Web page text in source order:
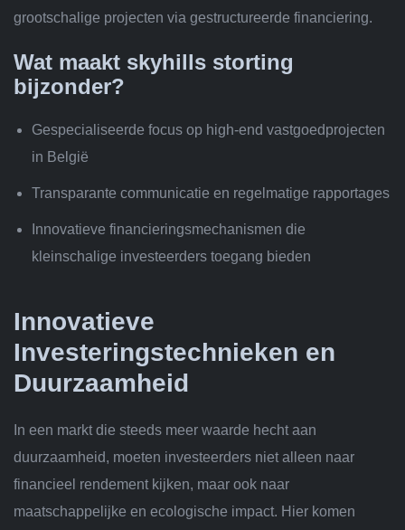
grootschalige projecten via gestructureerde financiering.
Wat maakt skyhills storting
bijzonder?
Gespecialiseerde focus op high-end vastgoedprojecten
in België
Transparante communicatie en regelmatige rapportages
Innovatieve financieringsmechanismen die
kleinschalige investeerders toegang bieden
Innovatieve
Investeringstechnieken en
Duurzaamheid
In een markt die steeds meer waarde hecht aan
duurzaamheid, moeten investeerders niet alleen naar
financieel rendement kijken, maar ook naar
maatschappelijke en ecologische impact. Hier komen